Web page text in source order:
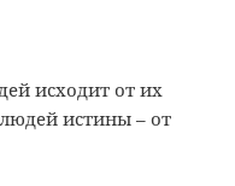
исходит от их
истины – от